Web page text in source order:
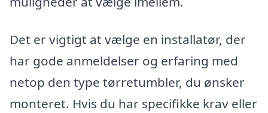
Det er vigtigt at vælge en installatør, der
har gode anmeldelser og erfaring med
netop den type tørretumbler, du ønsker
monteret. Hvis du har specifikke krav eller